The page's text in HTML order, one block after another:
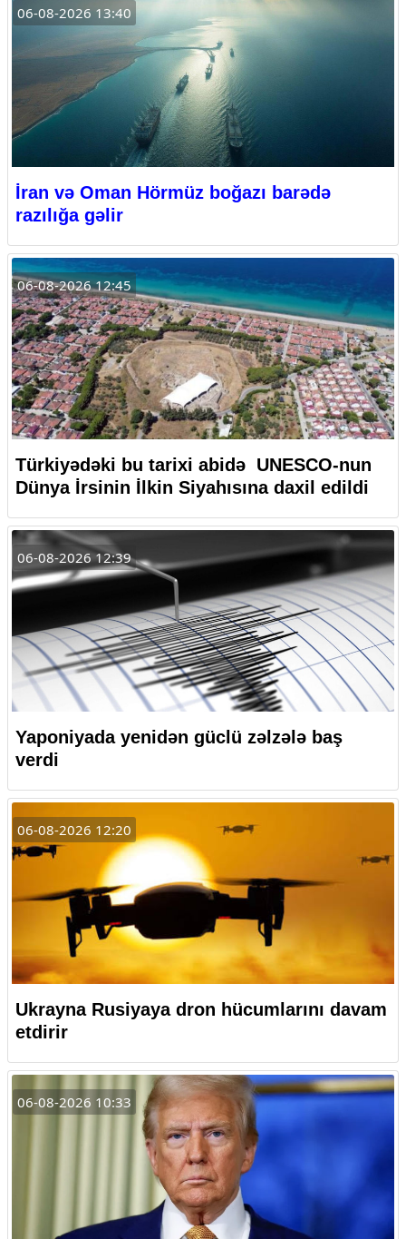
06-08-2026 13:40
İran və Oman Hörmüz boğazı barədə
razılığa gəlir
06-08-2026 12:45
Türkiyədəki bu tarixi abidə UNESCO-nun
Dünya İrsinin İlkin Siyahısına daxil edildi
06-08-2026 12:39
Yaponiyada yenidən güclü zəlzələ baş
verdi
06-08-2026 12:20
Ukrayna Rusiyaya dron hücumlarını davam
etdirir
06-08-2026 10:33